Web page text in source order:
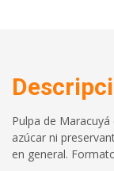
Pulpa de
azúcar ni
en general.